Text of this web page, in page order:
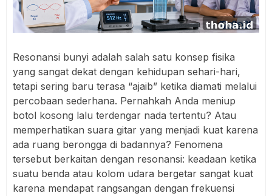
Resonansi bunyi adalah salah satu konsep fisika
yang sangat dekat dengan kehidupan sehari-hari,
tetapi sering baru terasa “ajaib” ketika diamati melalui
percobaan sederhana. Pernahkah Anda meniup
botol kosong lalu terdengar nada tertentu? Atau
memperhatikan suara gitar yang menjadi kuat karena
ada ruang berongga di badannya? Fenomena
tersebut berkaitan dengan resonansi: keadaan ketika
suatu benda atau kolom udara bergetar sangat kuat
karena mendapat rangsangan dengan frekuensi